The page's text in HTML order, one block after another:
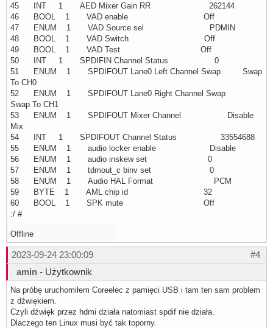
45 INT 1 AED Mixer Gain RR 262144
46 BOOL 1 VAD enable Off
47 ENUM 1 VAD Source sel PDMIN
48 BOOL 1 VAD Switch Off
49 BOOL 1 VAD Test Off
50 INT 1 SPDIFIN Channel Status 0
51 ENUM 1 SPDIFOUT Lane0 Left Channel Swap Swap
To CH0
52 ENUM 1 SPDIFOUT Lane0 Right Channel Swap
Swap To CH1
53 ENUM 1 SPDIFOUT Mixer Channel Disable
Mix
54 INT 1 SPDIFOUT Channel Status 33554688
55 ENUM 1 audio locker enable Disable
56 ENUM 1 audio inskew set 0
57 ENUM 1 tdmout_c binv set 0
58 ENUM 1 Audio HAL Format PCM
59 BYTE 1 AML chip id 32
60 BOOL 1 SPK mute Off
:/ #
Offline
#4
2023-09-24 23:00:09
amin - Użytkownik
Na próbę uruchomiłem Coreelec z pamięci USB i tam ten sam problem
z dźwiękiem.
Czyli dźwięk przez hdmi działa natomiast spdif nie działa.
Dlaczego ten Linux musi być tak toporny.